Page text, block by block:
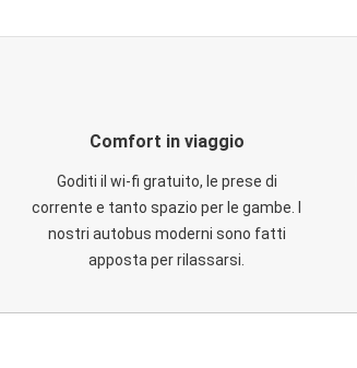
Comfort in viaggio
Goditi il wi-fi gratuito, le prese di
corrente e tanto spazio per le gambe. I
nostri autobus moderni sono fatti
apposta per rilassarsi.